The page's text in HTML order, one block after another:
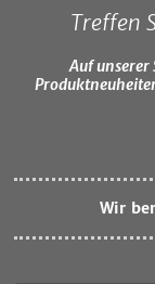
Treffen
Auf unserer
Wir